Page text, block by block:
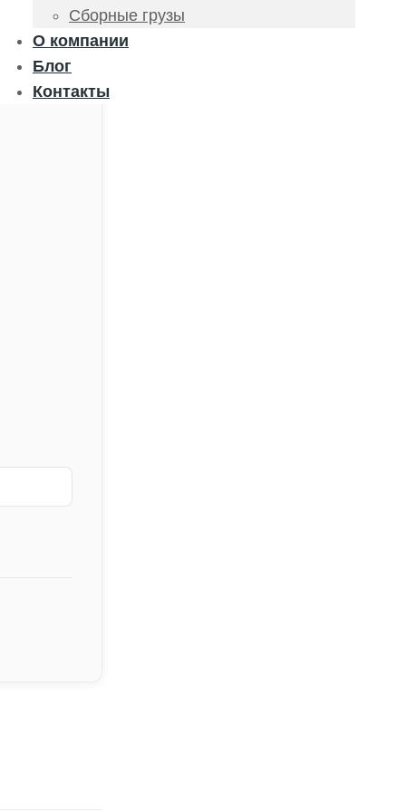
Сборные грузы
О компании
Блог
Контакты